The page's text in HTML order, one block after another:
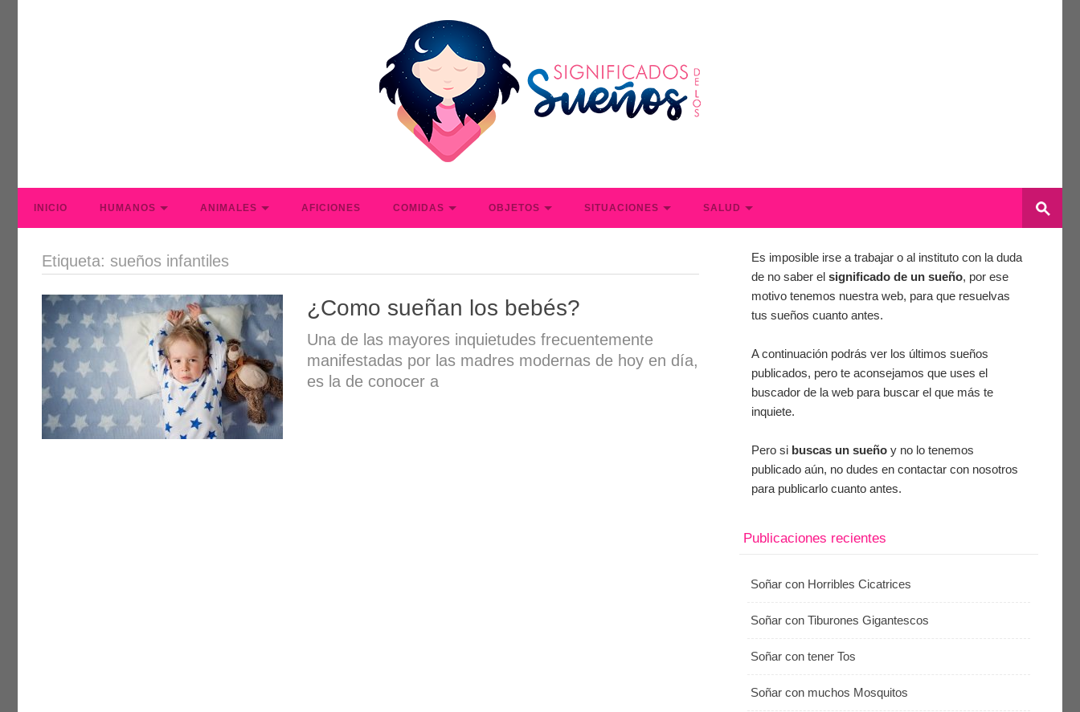
INICIO HUMANOS ANIMALES AFICIONES COMIDAS OBJETOS SITUACIONES SALUD
Etiqueta: sueños infantiles
¿Como sueñan los bebés?
Una de las mayores inquietudes frecuentemente
manifestadas por las madres modernas de hoy en día,
es la de conocer a
Es imposible irse a trabajar o al instituto con la duda
de no saber el significado de un sueño, por ese
motivo tenemos nuestra web, para que resuelvas
tus sueños cuanto antes.
A continuación podrás ver los últimos sueños
publicados, pero te aconsejamos que uses el
buscador de la web para buscar el que más te
inquiete.
Pero si buscas un sueño y no lo tenemos
publicado aún, no dudes en contactar con nosotros
para publicarlo cuanto antes.
Publicaciones recientes
Soñar con Horribles Cicatrices
Soñar con Tiburones Gigantescos
Soñar con tener Tos
Soñar con muchos Mosquitos